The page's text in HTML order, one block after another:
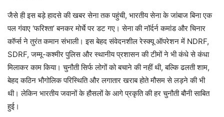
जैसे ही इस बड़े हादसे की खबर सेना तक पहुंची, भारतीय सेना के जांबाज बिना एक
पल गंवाए ‘फरिश्ता’ बनकर मोर्चे पर डट गए। सेना की नॉर्दर्न कमांड और चिनार
कॉर्प्स ने तुरंत कमान संभाली। इस बेहद संवेदनशील रेस्क्यू ऑपरेशन में NDRF,
SDRF, जम्मू-कश्मीर पुलिस और स्थानीय प्रशासन की टीमों ने भी कंधे से कंधा
मिलाकर काम किया। चुनौती सिर्फ लोगों को बचाने की नहीं थी, बल्कि ढलती शाम,
बेहद कठिन भौगोलिक परिस्थिति और लगातार खराब होते मौसम से लड़ने की भी
थी। लेकिन भारतीय जवानों के हौसलों के आगे प्रकृति की हर चुनौती बौनी साबित
हुई।